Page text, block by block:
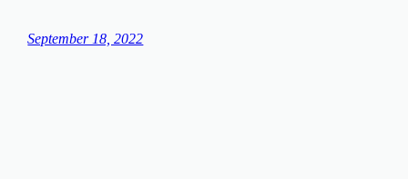
September 18, 2022